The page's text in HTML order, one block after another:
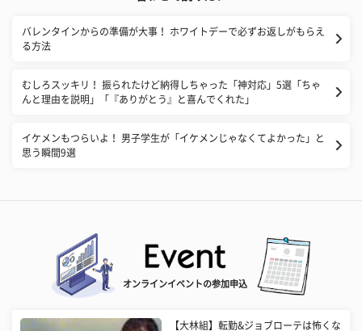
バレンタインからの準備が大事！ ホワイトデーで必ずお返しがもらえ
る方法
むしろスッキリ！ 振られたけど納得しちゃった「神対応」5選「ちゃ
んと理由を説明」「『ありがとう』と喜んでくれた」
イケメンもつらいよ！ 男子学生が「イケメンじゃなくてよかった」と
思う瞬間9選
オンラインイベントの参加申込
【大林組】転勤&ジョブローテは怖くな